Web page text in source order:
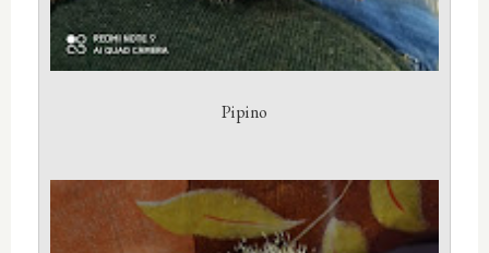
Pipino